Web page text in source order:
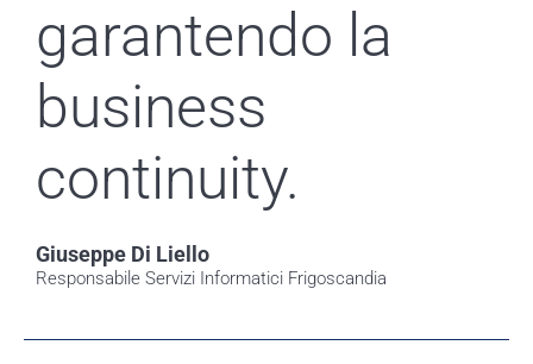
garantendo la
business
continuity.
Giuseppe Di Liello
Responsabile Servizi Informatici Frigoscandia